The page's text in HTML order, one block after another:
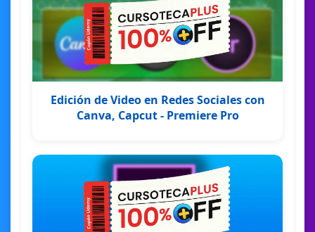
Edición de Video en Redes Sociales con
Canva, Capcut - Premiere Pro